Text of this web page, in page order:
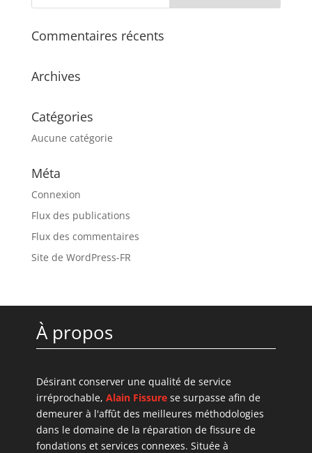
Commentaires récents
Archives
Catégories
Aucune catégorie
Méta
Connexion
Flux des publications
Flux des commentaires
Site de WordPress-FR
À propos
Désirant conserver une qualité de service
irréprochable, Alain Fissurese surpasse afin de
demeurer à l'affût des meilleures méthodologies
dans le domaine de la réparation de fissure de
fondations et services connexes. Située à